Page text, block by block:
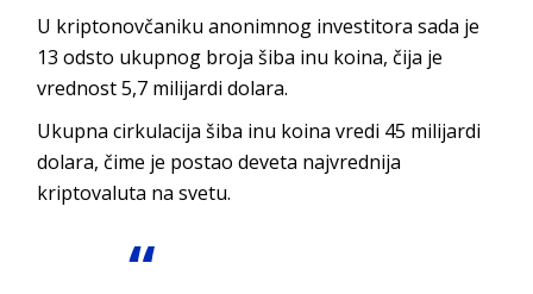
U kriptonovčaniku anonimnog investitora sada je
13 odsto ukupnog broja šiba inu koina, čija je
vrednost 5,7 milijardi dolara.
Ukupna cirkulacija šiba inu koina vredi 45 milijardi
dolara, čime je postao deveta najvrednija
kriptovaluta na svetu.